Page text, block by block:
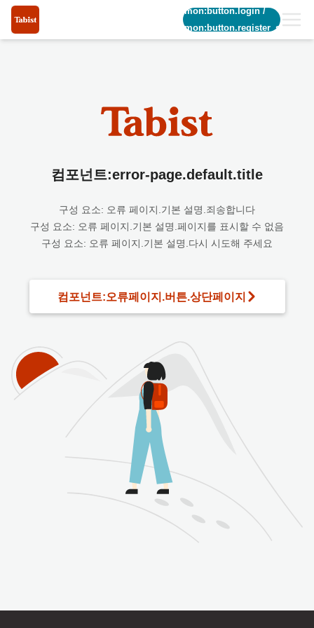
common:button.login/
common:button.register_short
컴포넌트:error-page.default.title
구성 요소: 오류 페이지.기본 설명.죄송합니다
구성 요소: 오류 페이지.기본 설명.페이지를 표시할 수 없음
구성 요소: 오류 페이지.기본 설명.다시 시도해 주세요
컴포넌트:오류페이지.버튼.상단페이지